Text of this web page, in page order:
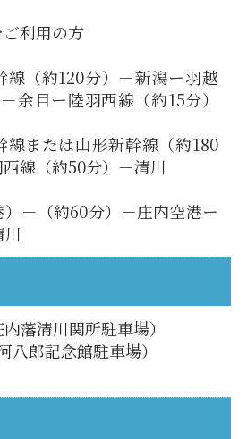
利用の方
線（約120分）－新潟ー羽越
余目ー陸羽西線（約15分）
線または山形新幹線（約180
線（約50分）－清川
）－（約60分）－庄内空港ー
藩清川関所駐車場）
八郎記念館駐車場）